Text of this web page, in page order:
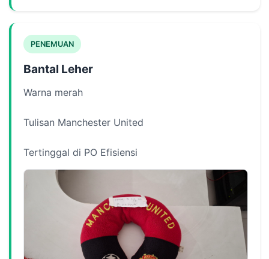
PENEMUAN
Bantal Leher
Warna merah
Tulisan Manchester United
Tertinggal di PO Efisiensi